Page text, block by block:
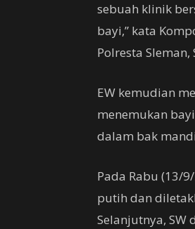
sebuah klinik
bayi,” kata
Polresta Sleman,
EW kemudian
menemukan
dalam bak
Pada Rabu (13/
putih dan
Selanjutnya, SW